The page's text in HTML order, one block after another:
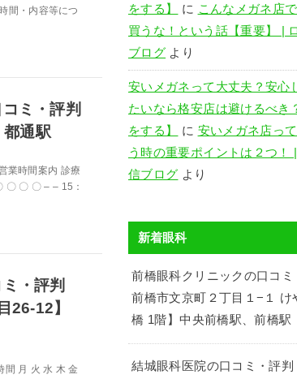
間・内容等につ
ミ・評判
都通駅
業時間案内 診療
〇 〇 〇 – – 15：
・評判
26-12】
間 月 火 水 木 金
をする】
に こんなメガネ店
買うな！という話【重要】 |
ブログ より
安いメガネって大丈夫？安心
たいなら格安店は避けるべき
をする】
に 安いメガネ店っ
う時の重要ポイントは２つ！
信ブログ より
新着眼科
前橋眼科クリニックの口コミ
前橋市文京町２丁目１−１ け
橋 1階】中央前橋駅、前橋駅
結城眼科医院の口コミ・評